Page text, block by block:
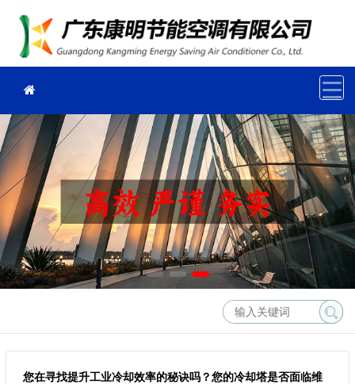
您在寻找提升工业冷却效率的秘诀吗？您的冷却塔是否面临维